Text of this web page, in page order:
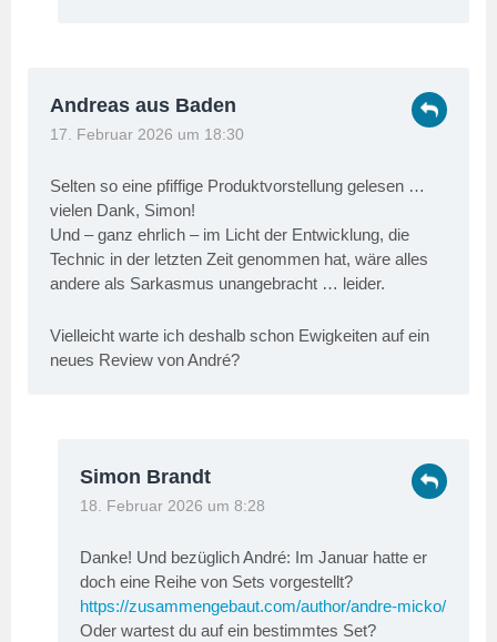
Andreas aus Baden
17. Februar 2026 um 18:30
Selten so eine pfiffige Produktvorstellung gelesen …
vielen Dank, Simon!
Und – ganz ehrlich – im Licht der Entwicklung, die
Technic in der letzten Zeit genommen hat, wäre alles
andere als Sarkasmus unangebracht … leider.
Vielleicht warte ich deshalb schon Ewigkeiten auf ein
neues Review von André?
Simon Brandt
18. Februar 2026 um 8:28
Danke! Und bezüglich André: Im Januar hatte er
doch eine Reihe von Sets vorgestellt?
https://zusammengebaut.com/author/andre-micko/
Oder wartest du auf ein bestimmtes Set?